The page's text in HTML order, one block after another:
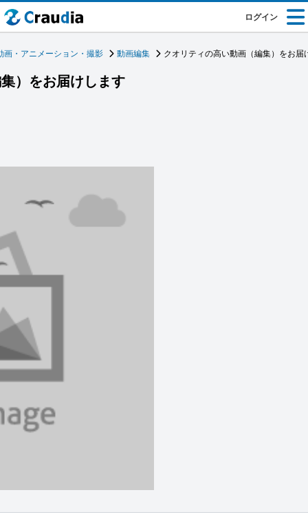
ログイン
画・アニメーション・撮影 動画編集 クオリティの高い動画（編集）をお届
）をお届けします